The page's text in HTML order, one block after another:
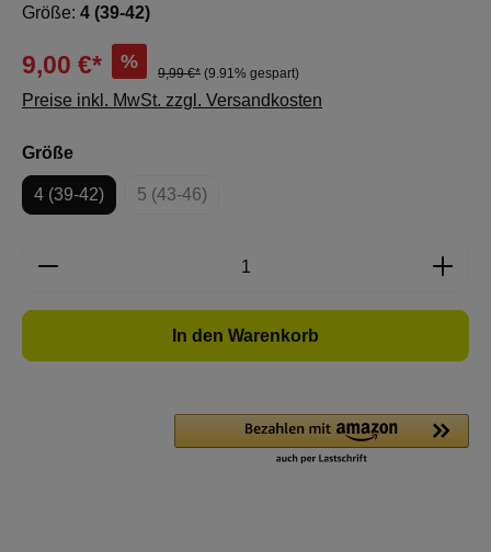
Größe: 4 (39-42)
9,00 €* %
9,99 €* (9.91% gespart)
Preise inkl. MwSt. zzgl. Versandkosten
Größeauswählen
4 (39-42) 5 (43-46)
(Diese Option ist zurzeit nicht verfügbar.)
Produkt Anzahl: Gib den gewünschten
In den Warenkorb